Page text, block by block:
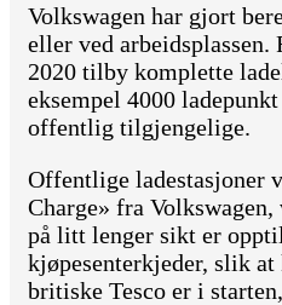
Volkswagen har gjort
eller ved
2020 tilby komplette
eksempel 4000
offentlig tilgjengelige.
Offentlige ladestasjoner
Charge» fra
på litt lenger sikt er
kjøpesenterkjeder, slik at
britiske Tesco er i